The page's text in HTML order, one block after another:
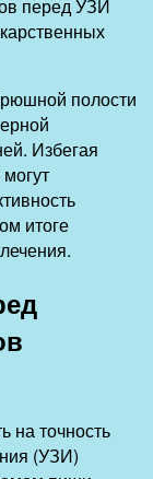
перед УЗИ
полости
Избегая
итоге
на точность
(УЗИ)